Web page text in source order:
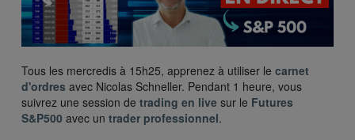
Tous les mercredis à 15h25, apprenez à utiliser le carnet
d'ordres avec Nicolas Schneller. Pendant 1 heure, vous
suivrez une session de trading en live sur le Futures
S&P500 avec un trader professionnel.